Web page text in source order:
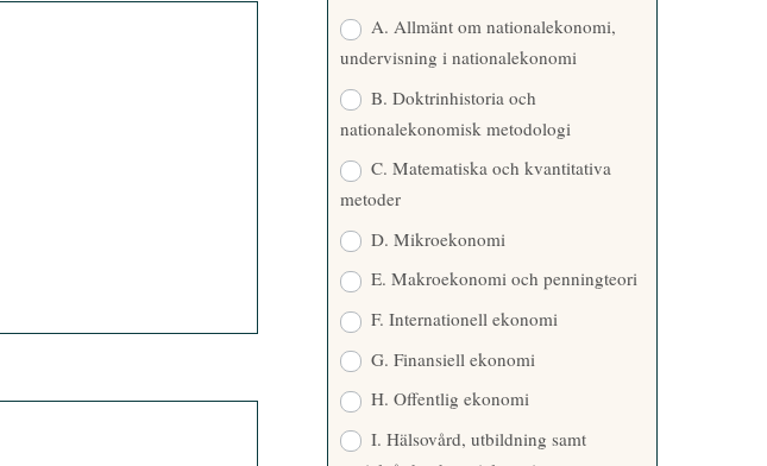
A. Allmänt om nationalekonomi,
undervisning i nationalekonomi
B. Doktrinhistoria och
nationalekonomisk metodologi
C. Matematiska och kvantitativa
metoder
D. Mikroekonomi
E. Makroekonomi och penningteori
F. Internationell ekonomi
G. Finansiell ekonomi
H. Offentlig ekonomi
I. Hälsovård, utbildning samt